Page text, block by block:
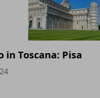
in Toscana: Pisa